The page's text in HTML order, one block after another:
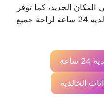
الجديد، كما توفر
الشركة خدمة نقل عفش الخالدية 24 ساعة لراحة جميع
الخالدية